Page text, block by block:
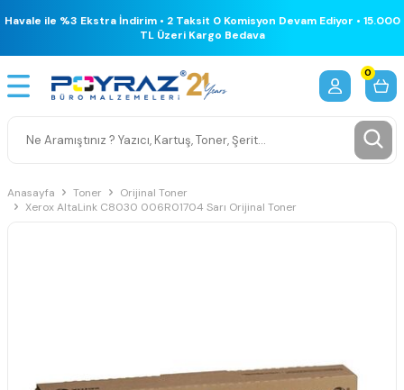
Havale ile %3 Ekstra İndirim • 2 Taksit 0 Komisyon Devam Ediyor • 15.000
TL Üzeri Kargo Bedava
0
Anasayfa Toner
Orijinal Toner
Xerox AltaLink C8030 006R01704 Sarı Orijinal Toner